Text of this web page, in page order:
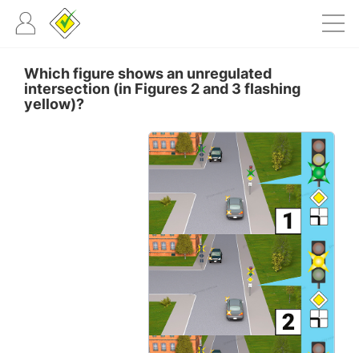
Which figure shows an unregulated
intersection (in Figures 2 and 3 flashing
yellow)?